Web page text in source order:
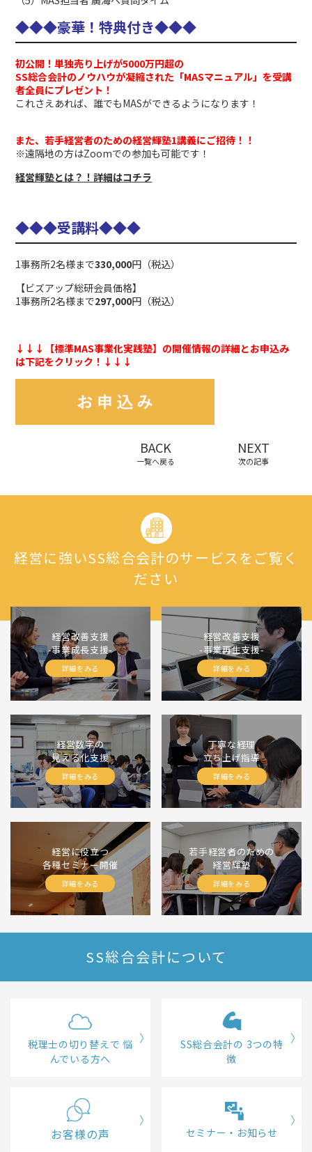
◆◆◆豪華！特典付き◆◆◆
初公開！単独売り上げが5000万円超の
SS総合会計のノウハウが凝縮された「MASマニュアル」を受講
者全員にプレゼント！
これさえあれば、誰でもMASができるようになります！
また、若手経営者のための経営輝塾1講義にご招待！！
※遠隔地の方はZoomでの参加も可能です！
経営輝塾とは？！詳細はコチラ
◆◆◆受講料◆◆◆
1事務所2名様まで330,000円（税込）
【ビズアップ総研会員価格】
1事務所2名様まで297,000円（税込）
↓↓↓【標準MAS事業化実践塾】の開催情報の詳細とお申込み
は下記をクリック！↓↓↓
BACK
一覧へ戻る
NEXT
次の記事
経営に強いSS総合会計のサービスをご覧く
ださい
経営改善支援
-事業成長支援-
詳細をみる
経営改善支援
-事業再生支援-
詳細をみる
経営数字の
見える化支援
詳細をみる
丁寧な経理
立ち上げ指導
詳細をみる
経営に役立つ
各種セミナー開催
詳細をみる
若手経営者のための
経営輝塾
詳細をみる
SS総合会計について
税理士の切り替えで 悩
んでいる方へ
SS総合会計の 3つの特
徴
お客様の声 セミナー・お知らせ